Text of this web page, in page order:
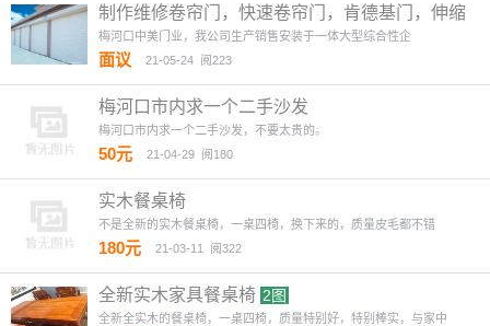
制作维修卷帘门，快速卷帘门，肯德基门，伸缩
门，堆积门。2图
梅河口中美门业，我公司生产销售安装于一体大型综合性企
面议 21-05-24 阅223
梅河口市内求一个二手沙发
梅河口市内求一个二手沙发，不要太贵的。
50元 21-04-29 阅180
实木餐桌椅
不是全新的实木餐桌椅，一桌四椅，换下来的，质量皮毛都不错
180元 21-03-11 阅322
全新实木家具餐桌椅 2图
全新全实木的餐桌椅，一桌四椅，质量特别好，特别棒实，与家中